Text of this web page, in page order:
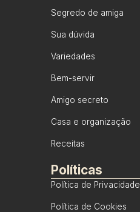
Segredo de amiga
Sua dúvida
Variedades
Bem-servir
Amigo secreto
Casa e organização
Receitas
Políticas
Política de Privacidade
Política de Cookies